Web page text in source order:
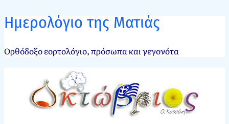
Ημερολόγιο της Ματιάς
Ορθόδοξο εορτολόγιο, πρόσωπα και γεγονότα